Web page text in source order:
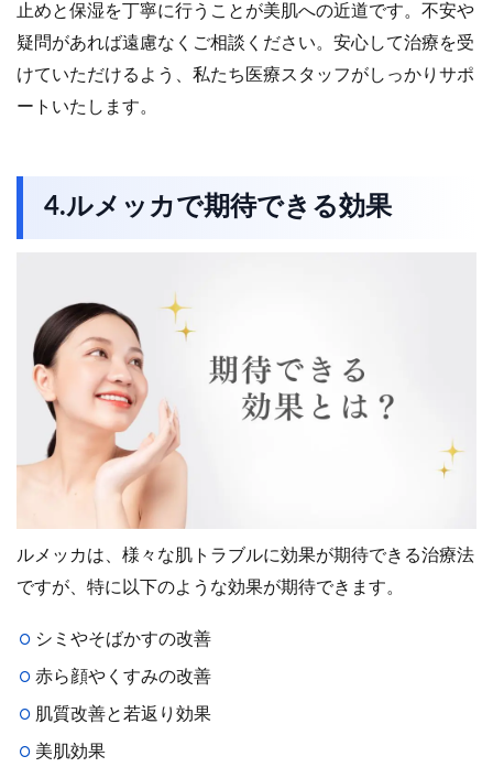
止めと保湿を丁寧に行うことが美肌への近道です。不安や
疑問があれば遠慮なくご相談ください。安心して治療を受
けていただけるよう、私たち医療スタッフがしっかりサポ
ートいたします。
4.ルメッカで期待できる効果
ルメッカは、様々な肌トラブルに効果が期待できる治療法
ですが、特に以下のような効果が期待できます。
シミやそばかすの改善
赤ら顔やくすみの改善
肌質改善と若返り効果
美肌効果